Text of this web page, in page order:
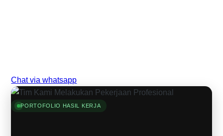
Chat via whatsapp
PORTOFOLIO HASIL KERJA